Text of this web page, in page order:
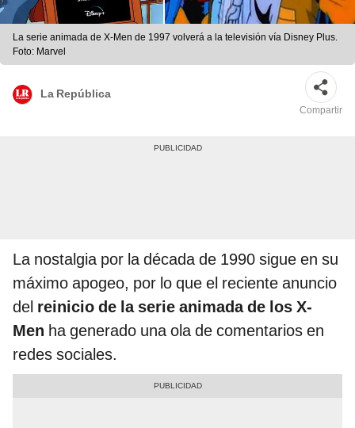
La serie animada de X-Men de 1997 volverá a la televisión vía Disney Plus.
Foto: Marvel
La República
Compartir
La nostalgia por la década de 1990 sigue en su
máximo apogeo, por lo que el reciente anuncio
del reinicio de la serie animada de los X-
Men ha generado una ola de comentarios en
redes sociales.